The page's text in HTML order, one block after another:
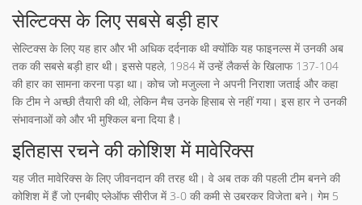
सेल्टिक्स के लिए सबसे बड़ी हार
सेल्टिक्स के लिए यह हार और भी अधिक दर्दनाक थी क्योंकि यह फाइनल्स में उनकी अब
तक की सबसे बड़ी हार थी। इससे पहले, 1984 में उन्हें लैकर्स के खिलाफ 137-104
की हार का सामना करना पड़ा था। कोच जो मजुल्ला ने अपनी निराशा जताई और कहा
कि टीम ने अच्छी तैयारी की थी, लेकिन मैच उनके हिसाब से नहीं गया। इस हार ने उनकी
संभावनाओं को और भी मुश्किल बना दिया है।
इतिहास रचने की कोशिश में मावेरिक्स
यह जीत मावेरिक्स के लिए जीवनदान की तरह थी। वे अब तक की पहली टीम बनने की
कोशिश में हैं जो एनबीए प्लेऑफ सीरीज में 3-0 की कमी से उबरकर विजेता बने। गेम 5